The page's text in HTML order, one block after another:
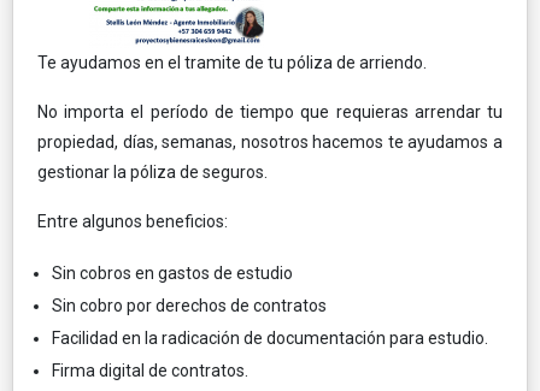
Te ayudamos en el tramite de tu póliza de arriendo.
No importa el período de tiempo que requieras arrendar tu
propiedad, días, semanas, nosotros hacemos te ayudamos a
gestionar la póliza de seguros.
Entre algunos beneficios:
Sin cobros en gastos de estudio
Sin cobro por derechos de contratos
Facilidad en la radicación de documentación para estudio.
Firma digital de contratos.